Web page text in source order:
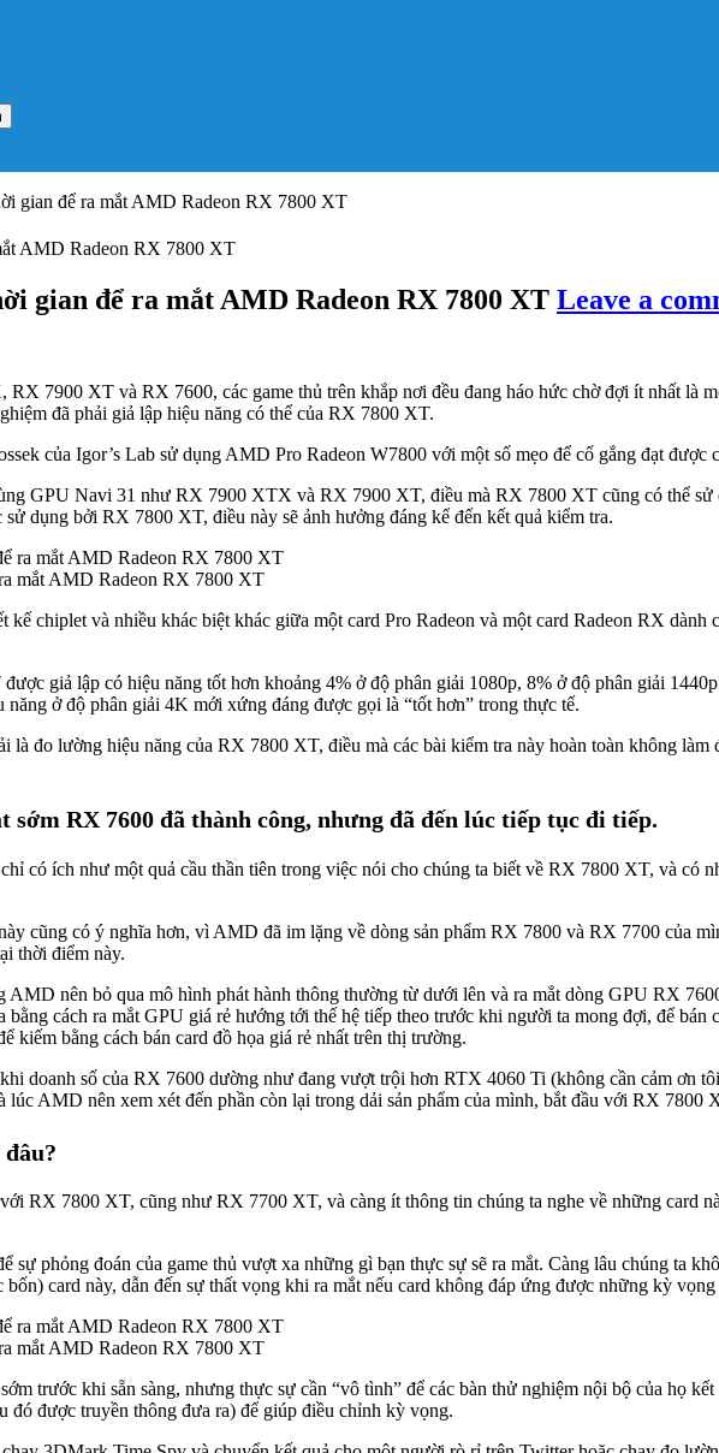
gian để ra mắt AMD Radeon RX 7800 XT
gian để ra mắt AMD Radeon RX 7800 XT Leave a
7900 XT và RX 7600, các game thủ trên khắp nơi đều đang háo hức chờ đợi ít nhất là
đã phải giả lập hiệu năng có thể của RX 7800 XT.
của Igor’s Lab sử dụng AMD Pro Radeon W7800 với một số mẹo để cố gắng đạt
GPU Navi 31 như RX 7900 XTX và RX 7900 XT, điều mà RX 7800 XT cũng có thể
dụng bởi RX 7800 XT, điều này sẽ ảnh hưởng đáng kể đến kết quả kiểm tra.
mắt AMD Radeon RX 7800 XT
chiplet và nhiều khác biệt khác giữa một card Pro Radeon và một card Radeon RX dành
giả lập có hiệu năng tốt hơn khoảng 4% ở độ phân giải 1080p, 8% ở độ phân giải
ở độ phân giải 4K mới xứng đáng được gọi là “tốt hơn” trong thực tế.
là đo lường hiệu năng của RX 7800 XT, điều mà các bài kiểm tra này hoàn toàn không
RX 7600 đã thành công, nhưng đã đến lúc tiếp tục đi tiếp.
có ích như một quả cầu thần tiên trong việc nói cho chúng ta biết về RX 7800 XT, và có
cũng có ý nghĩa hơn, vì AMD đã im lặng về dòng sản phẩm RX 7800 và RX 7700 của
thời điểm này.
AMD nên bỏ qua mô hình phát hành thông thường từ dưới lên và ra mắt dòng GPU RX
cách ra mắt GPU giá rẻ hướng tới thế hệ tiếp theo trước khi người ta mong đợi, để
kiếm bằng cách bán card đồ họa giá rẻ nhất trên thị trường.
doanh số của RX 7600 dường như đang vượt trội hơn RTX 4060 Ti (không cần cảm ơn
AMD nên xem xét đến phần còn lại trong dải sản phẩm của mình, bắt đầu với RX 7800
RX 7800 XT, cũng như RX 7700 XT, và càng ít thông tin chúng ta nghe về những card
sự phỏng đoán của game thủ vượt xa những gì bạn thực sự sẽ ra mắt. Càng lâu chúng ta
bốn) card này, dẫn đến sự thất vọng khi ra mắt nếu card không đáp ứng được những kỳ
mắt AMD Radeon RX 7800 XT
trước khi sẵn sàng, nhưng thực sự cần “vô tình” để các bàn thử nghiệm nội bộ của họ
đó được truyền thông đưa ra) để giúp điều chỉnh kỳ vọng.